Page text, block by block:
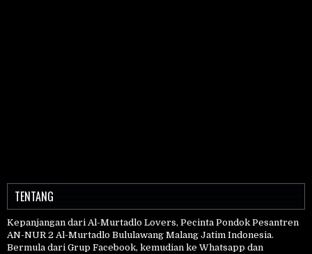
TENTANG
Kepanjangan dari Al-Murtadlo Lovers, Pecinta Pondok Pesantren
AN-NUR 2 Al-Murtadlo Bululawang Malang Jatim Indonesia.
Bermula dari Grup Facebook, kemudian ke Whatsapp dan